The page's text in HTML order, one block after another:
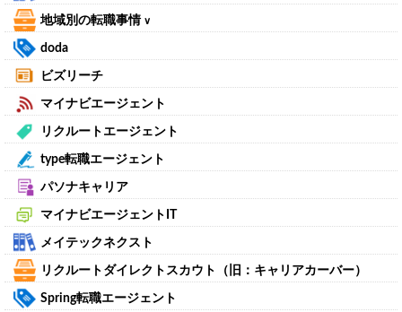
地域別の転職事情 ∨
doda
ビズリーチ
マイナビエージェント
リクルートエージェント
type転職エージェント
パソナキャリア
マイナビエージェントIT
メイテックネクスト
リクルートダイレクトスカウト（旧：キャリアカーバー）
Spring転職エージェント